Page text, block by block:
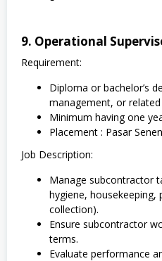
9. Operational
Requirement:
Diploma or bachelor’s
management, or related
Minimum having one
Placement : Pasar
Job Description:
Manage subcontractor
hygiene,
collection).
Ensure subcontractor
terms.
Evaluate performance